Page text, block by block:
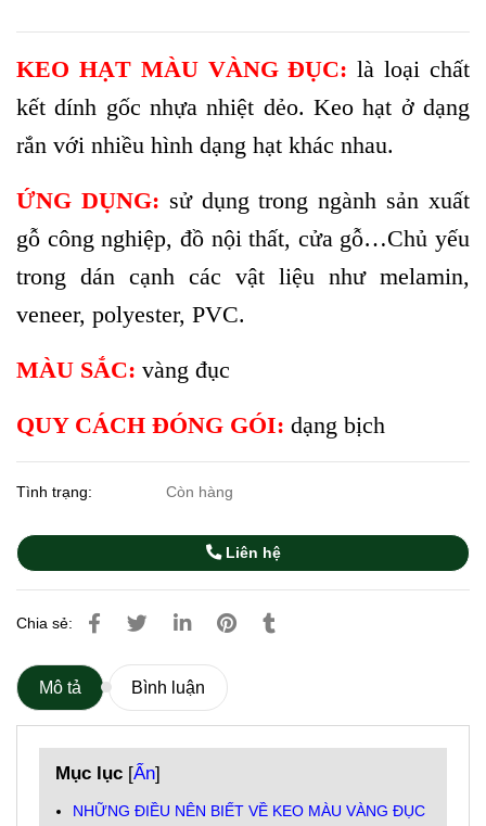
KEO HẠT MÀU VÀNG ĐỤC:là loại chất
kết dính gốc nhựa nhiệt dẻo. Keo hạt ở dạng
rắn với nhiều hình dạng hạt khác nhau.
ỨNG DỤNG: sử dụng trong ngành sản xuất
gỗ công nghiệp, đồ nội thất, cửa gỗ…Chủ yếu
trong dán cạnh các vật liệu như melamin,
veneer, polyester, PVC.
MÀU SẮC: vàng đục
QUY CÁCH ĐÓNG GÓI: dạng bịch
Tình trạng: Còn hàng
Liên hệ
Chia sẻ:
Mô tả Bình luận
Mục lục [Ẩn]
NHỮNG ĐIỀU NÊN BIẾT VỀ KEO MÀU VÀNG ĐỤC